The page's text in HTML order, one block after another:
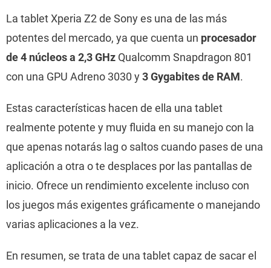
La tablet Xperia Z2 de Sony es una de las más
potentes del mercado, ya que cuenta un procesador
de 4 núcleos a 2,3 GHz Qualcomm Snapdragon 801
con una GPU Adreno 3030 y3 Gygabites de RAM.
Estas características hacen de ella una tablet
realmente potente y muy fluida en su manejo con la
que apenas notarás lag o saltos cuando pases de una
aplicación a otra o te desplaces por las pantallas de
inicio. Ofrece un rendimiento excelente incluso con
los juegos más exigentes gráficamente o manejando
varias aplicaciones a la vez.
En resumen, se trata de una tablet capaz de sacar el